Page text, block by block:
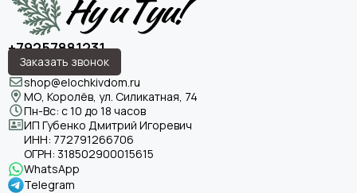
+79257881231
Заказать звонок
shop@elochkivdom.ru
МО, Королёв, ул. Силикатная, 74
Пн-Вс: с 10 до 18 часов
ИП Губенко Дмитрий Игоревич
ИНН: 772791266706
ОГРН: 318502900015615
WhatsApp
Telegram